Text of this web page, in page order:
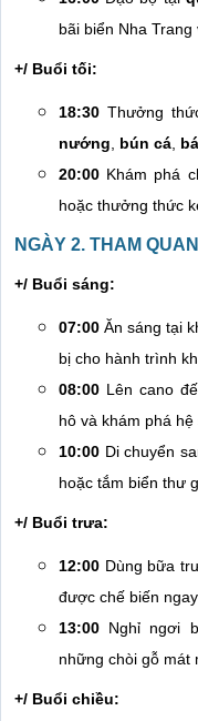
bãi biển Nha
+/ Buổi tối:
18:30 Thưởng
nướng
bún cá
20:00 Khám phá
hoặc thưởng thức
NGÀY 2. THAM
+/ Buổi sáng:
07:00 Ăn sáng tại
bị cho hành trình
08:00 Lên cano
hô và khám phá hệ
10:00 Di chuyển
hoặc tắm biển thư
+/ Buổi trưa:
12:00 Dùng bữa
được chế biến ngay
13:00 Nghỉ ngơi
những chòi gỗ mát
+/ Buổi chiều: